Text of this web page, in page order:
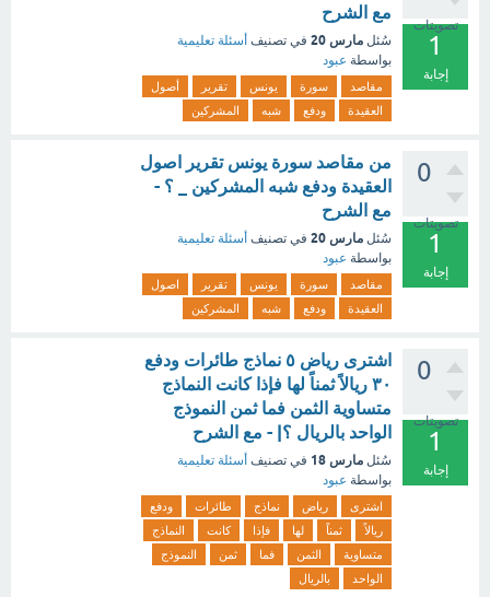
تصويتات
1
إجابة
مع الشرح
سُئل مارس 20 في تصنيف أسئلة تعليمية
بواسطة عبود
مقاصد سورة يونس تقرير
أصول
العقيدة
ودفع شبه المشركين
0
تصويتات
1
إجابة
من مقاصد سورة يونس تقرير اصول
العقيدة ودفع شبه المشركين _ ؟ -
مع الشرح
سُئل مارس 20 في تصنيف أسئلة تعليمية
بواسطة عبود
مقاصد سورة يونس تقرير
اصول
العقيدة
ودفع شبه المشركين
0
تصويتات
1
إجابة
اشترى رياض ٥ نماذج طائرات ودفع
٣٠ ريالاً ثمناً لها فإذا كانت النماذج
متساوية الثمن فما ثمن النموذج
الواحد بالريال ؟| - مع الشرح
سُئل مارس 18 في تصنيف أسئلة تعليمية
بواسطة عبود
اشترى رياض نماذج طائرات
ودفع
ريالاً
ثمناً لها فإذا كانت
النماذج
متساوية
الثمن فما ثمن
النموذج
الواحد
بالريال